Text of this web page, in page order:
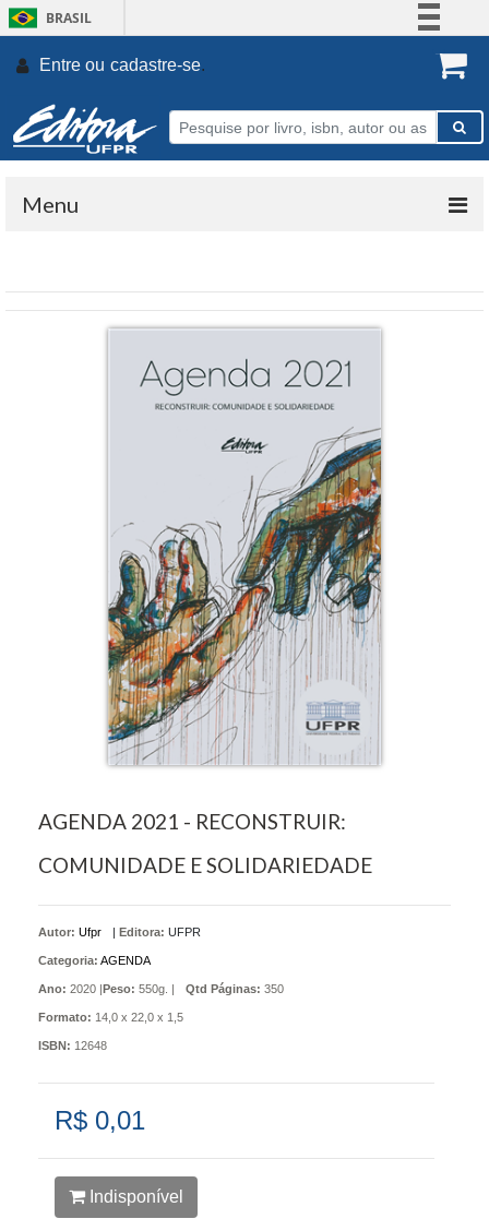
BRASIL
Participe
Entre ou cadastre-se.
Menu
AGENDA 2021 - RECONSTRUIR:
COMUNIDADE E SOLIDARIEDADE
Autor: Ufpr Editora: UFPR
Categoria: AGENDA
Ano: 2020 | Peso: 550g. | Qtd Páginas: 350
Formato: 14,0 x 22,0 x 1,5
ISBN: 12648
R$ 0,01
Indisponível